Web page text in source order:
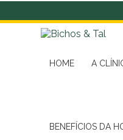
HOME A
BENEFÍCIOS DA